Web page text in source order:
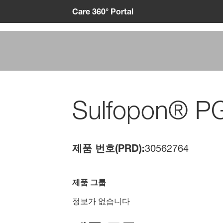
Care 360° Portal
Sulfopon®
제품 번호(PRD):30562764
제품 그룹
정보가 없습니다